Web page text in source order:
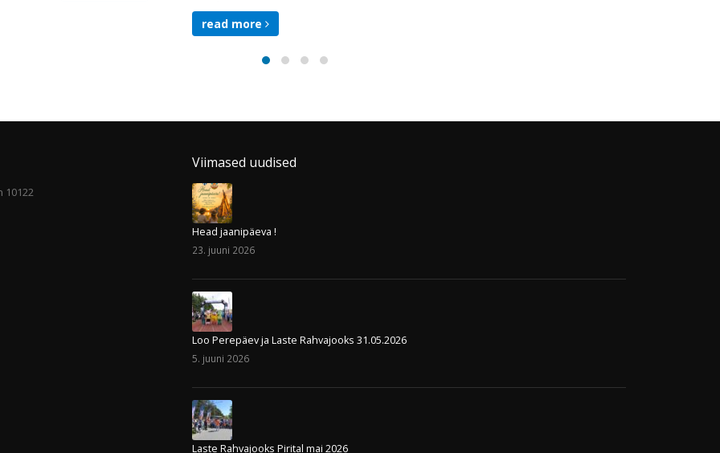
read more
10122
Viimased uudised
Head jaanipäeva !
23. juuni 2026
Loo Perepäev ja Laste Rahvajooks 31.05.2026
5. juuni 2026
Laste Rahvajooks Pirital mai 2026